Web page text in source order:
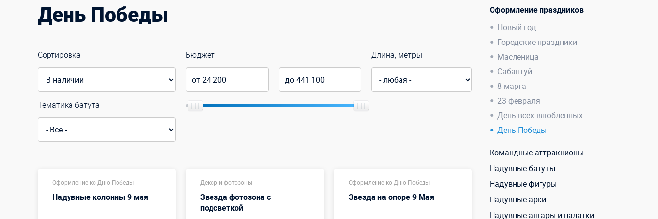
День Победы
Сортировка
Тематика батута
Бюджет Длина, метры
Оформление ко Дню Победы
Надувные колонны 9 мая
Декор и фотозоны
Звезда фотозона с
подсветкой
Оформление ко Дню Победы
Звезда на опоре 9 Мая
Оформление праздников
Новый год
Городские праздники
Масленица
Сабантуй
8 марта
23 февраля
День всех влюбленных
День Победы
Командные аттракционы
Надувные батуты
Надувные фигуры
Надувные арки
Надувные ангары и палатки